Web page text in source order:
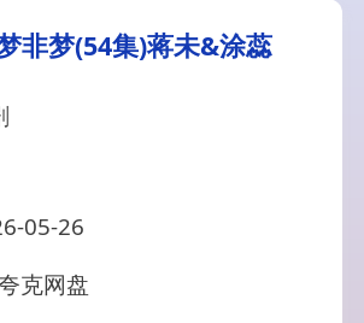
非梦(54集)蒋未&涂蕊
05-26
克网盘